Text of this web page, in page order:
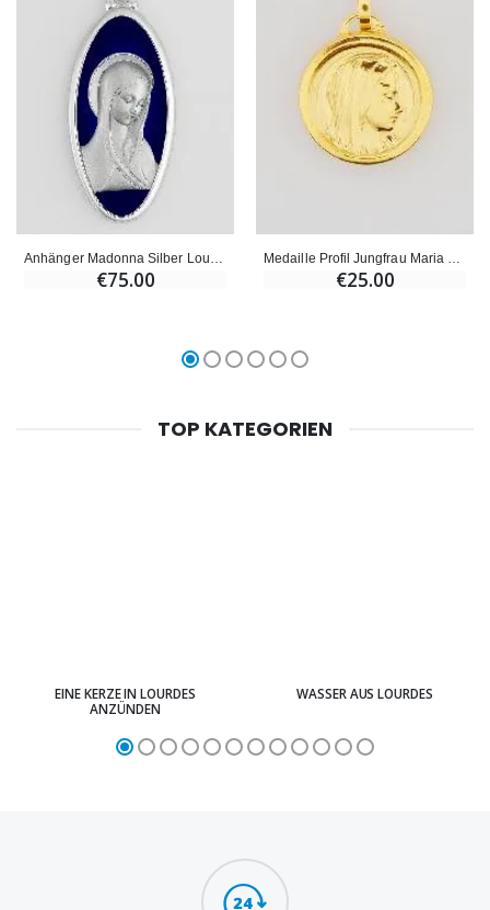
€75.00 €25.00
TOP KATEGORIEN
EINE KERZE IN LOURDES
ANZÜNDEN
WASSER AUS LOURDES